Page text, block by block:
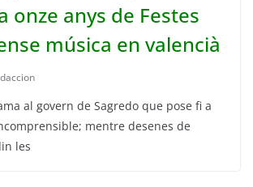
onze anys de Festes
música en valencià
al govern de Sagredo que pose fi a
mentre desenes de
les